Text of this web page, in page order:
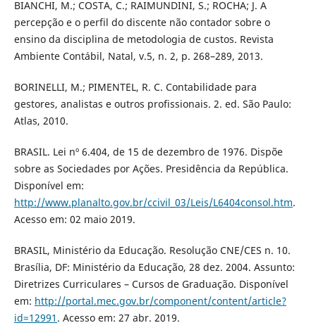
BIANCHI, M.; COSTA, C.; RAIMUNDINI, S.; ROCHA; J. A
percepção e o perfil do discente não contador sobre o
ensino da disciplina de metodologia de custos. Revista
Ambiente Contábil, Natal, v.5, n. 2, p. 268–289, 2013.
BORINELLI, M.; PIMENTEL, R. C. Contabilidade para
gestores, analistas e outros profissionais. 2. ed. São Paulo:
Atlas, 2010.
BRASIL. Lei nº 6.404, de 15 de dezembro de 1976. Dispõe
sobre as Sociedades por Ações. Presidência da República.
Disponível em:
http://www.planalto.gov.br/ccivil_03/Leis/L6404consol.htm.
Acesso em: 02 maio 2019.
BRASIL, Ministério da Educação. Resolução CNE/CES n. 10.
Brasília, DF: Ministério da Educação, 28 dez. 2004. Assunto:
Diretrizes Curriculares – Cursos de Graduação. Disponível
em: http://portal.mec.gov.br/component/content/article?
id=12991 . Acesso em: 27 abr. 2019.